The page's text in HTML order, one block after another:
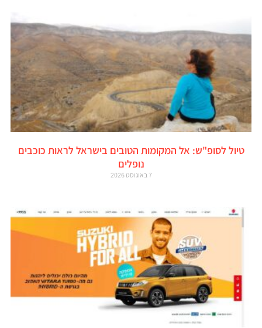
טיול לסופ"ש: אל המקומות הטובים בישראל לראות כוכבים
נופלים
7 באוגוסט 2026